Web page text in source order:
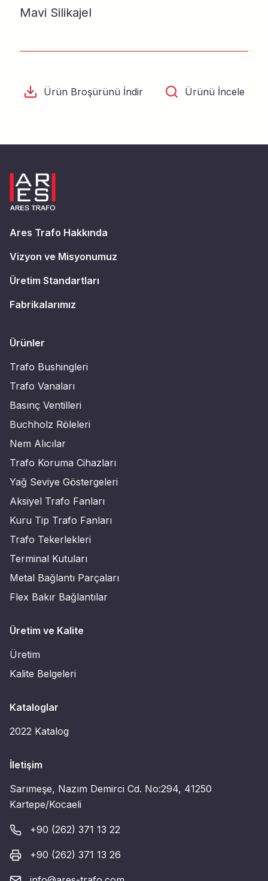
Mavi Silikajel
Ürün Broşürünü İndir Ürünü İncele
Ares Trafo Hakkında
Vizyon ve Misyonumuz
Üretim Standartları
Fabrikalarımız
Ürünler
Trafo Bushingleri
Trafo Vanaları
Basınç Ventilleri
Buchholz Röleleri
Nem Alıcılar
Trafo Koruma Cihazları
Yağ Seviye Göstergeleri
Aksiyel Trafo Fanları
Kuru Tip Trafo Fanları
Trafo Tekerlekleri
Terminal Kutuları
Metal Bağlantı Parçaları
Flex Bakır Bağlantılar
Üretim ve Kalite
Üretim
Kalite Belgeleri
Kataloglar
2022 Katalog
İletişim
Sarımeşe, Nazım Demirci Cd. No:294, 41250
Kartepe/Kocaeli
+90 (262) 371 13 22
+90 (262) 371 13 26